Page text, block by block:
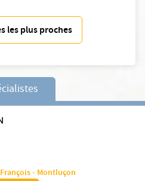
les plus proches
- Montluçon